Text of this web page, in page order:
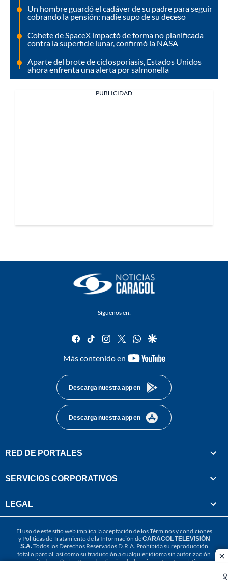
Un hombre guardó el cadáver de su padre para seguir
cobrando la pensión: nadie supo de su deceso
Cohete de SpaceX impactó de forma no planificada
contra la superficie lunar, confirmó la NASA
Aparte del brote de ciclosporiasis, Estados Unidos
ahora enfrenta una alerta por salmonella
PUBLICIDAD
Síguenos en:
facebook
tiktok instagram
twitterwhatsapp
google
Más contenido en
youtube-
Descarga nuestra app en
Descarga nuestra app en
RED DE PORTALES
SERVICIOS CORPORATIVOS
LEGAL
El uso de este sitio web implica la aceptación de losTérminos y condiciones
y Políticas de Tratamiento de la Información deCARACOL TELEVISIÓN
S.A.Todos los Derechos Reservados D.R.A. Prohibida su reproducción
total o parcial, así como su traducción a cualquier idioma sin autorización
escrita de su titular. Reproduction in whole or in part, or translation